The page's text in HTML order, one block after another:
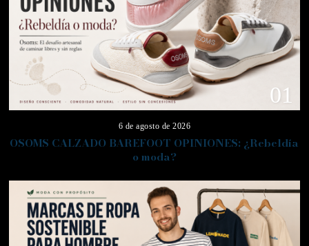
01
6 de agosto de 2026
OSOMS CALZADO BAREFOOT OPINIONES: ¿Rebeldía
o moda?